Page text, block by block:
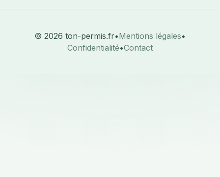
© 2026 ton-permis.fr•Mentions légales•
Confidentialité•Contact